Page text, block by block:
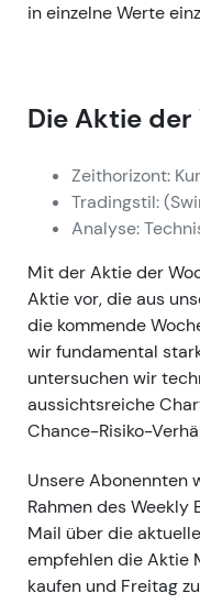
in einzelne Werte
Die Aktie der
Zeithorizont:
Tradingstil:
Analyse:
Mit der Aktie der
Aktie vor, die aus
die kommende
wir fundamental
untersuchen wir
aussichtsreiche
Chance-Risiko-
Unsere Abonennten
Rahmen des Weekly
Mail über die
empfehlen die Aktie
kaufen und Freitag